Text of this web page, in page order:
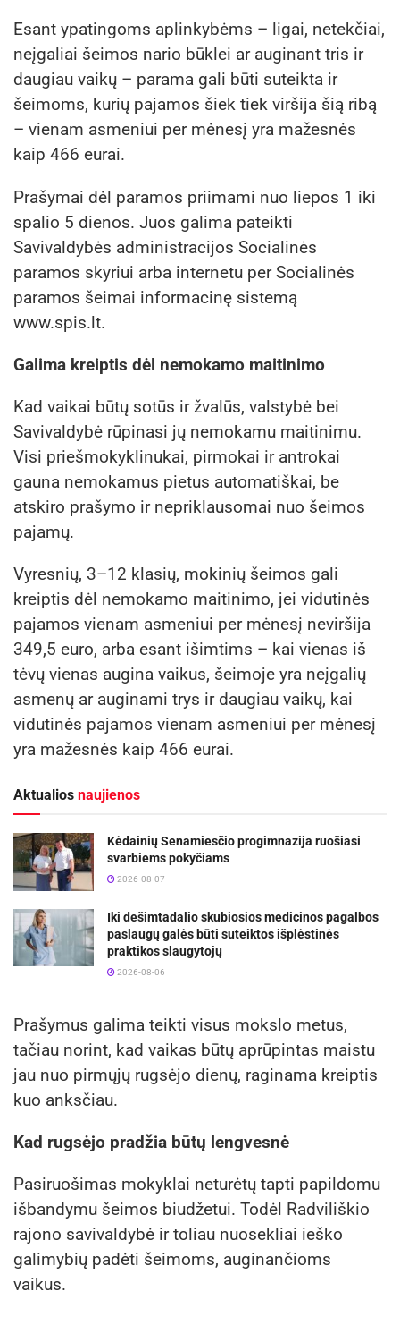
Esant ypatingoms aplinkybėms – ligai, netekčiai,
neįgaliai šeimos nario būklei ar auginant tris ir
daugiau vaikų – parama gali būti suteikta ir
šeimoms, kurių pajamos šiek tiek viršija šią ribą
– vienam asmeniui per mėnesį yra mažesnės
kaip 466 eurai.
Prašymai dėl paramos priimami nuo liepos 1 iki
spalio 5 dienos. Juos galima pateikti
Savivaldybės administracijos Socialinės
paramos skyriui arba internetu per Socialinės
paramos šeimai informacinę sistemą
www.spis.lt.
Galima kreiptis dėl nemokamo maitinimo
Kad vaikai būtų sotūs ir žvalūs, valstybė bei
Savivaldybė rūpinasi jų nemokamu maitinimu.
Visi priešmokyklinukai, pirmokai ir antrokai
gauna nemokamus pietus automatiškai, be
atskiro prašymo ir nepriklausomai nuo šeimos
pajamų.
Vyresnių, 3–12 klasių, mokinių šeimos gali
kreiptis dėl nemokamo maitinimo, jei vidutinės
pajamos vienam asmeniui per mėnesį neviršija
349,5 euro, arba esant išimtims – kai vienas iš
tėvų vienas augina vaikus, šeimoje yra neįgalių
asmenų ar auginami trys ir daugiau vaikų, kai
vidutinės pajamos vienam asmeniui per mėnesį
yra mažesnės kaip 466 eurai.
Aktualios naujienos
Kėdainių Senamiesčio progimnazija ruošiasi
svarbiems pokyčiams
2026-08-07
Iki dešimtadalio skubiosios medicinos pagalbos
paslaugų galės būti suteiktos išplėstinės
praktikos slaugytojų
2026-08-06
Prašymus galima teikti visus mokslo metus,
tačiau norint, kad vaikas būtų aprūpintas maistu
jau nuo pirmųjų rugsėjo dienų, raginama kreiptis
kuo anksčiau.
Kad rugsėjo pradžia būtų lengvesnė
Pasiruošimas mokyklai neturėtų tapti papildomu
išbandymu šeimos biudžetui. Todėl Radviliškio
rajono savivaldybė ir toliau nuosekliai ieško
galimybių padėti šeimoms, auginančioms
vaikus.